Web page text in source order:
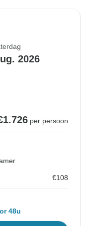
2026
per persoon
€108
48u